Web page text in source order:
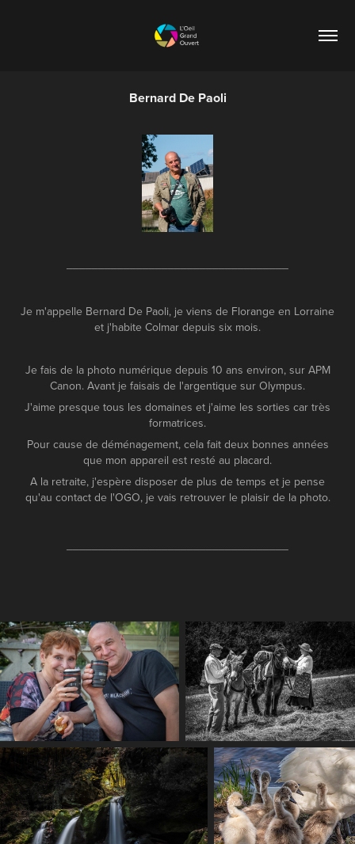
Bernard De Paoli
___________________________________
Je m'appelle Bernard De Paoli, je viens de Florange en Lorraine
et j'habite Colmar depuis six mois.
Je fais de la photo numérique depuis 10 ans environ, sur APM
Canon. Avant je faisais de l'argentique sur Olympus.
J'aime presque tous les domaines et j'aime les sorties car très
formatrices.
Pour cause de déménagement, cela fait deux bonnes années
que mon appareil est resté au placard.
A la retraite, j'espère disposer de plus de temps et je pense
qu'au contact de l'OGO, je vais retrouver le plaisir de la photo.
___________________________________